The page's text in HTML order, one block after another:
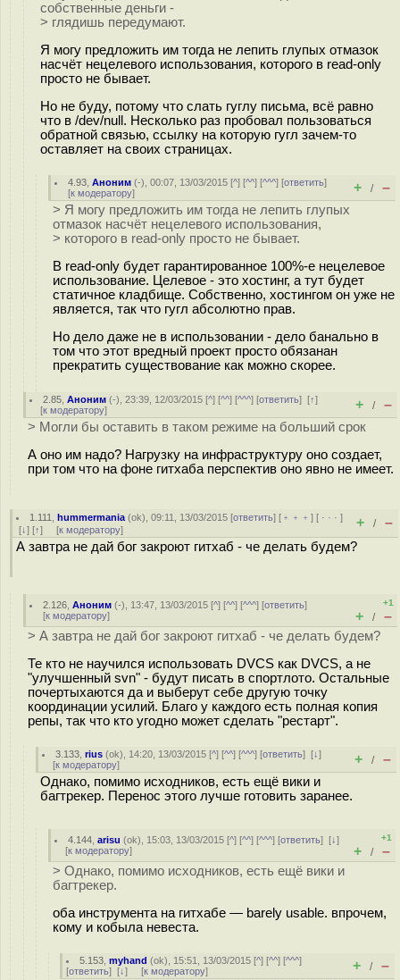
собственные деньги -
> глядишь передумают.
Я могу предложить им тогда не лепить глупых отмазок
насчёт нецелевого использования, которого в read-only
просто не бывает.
Но не буду, потому что слать гуглу письма, всё равно
что в /dev/null. Несколько раз пробовал пользоваться
обратной связью, ссылку на которую гугл зачем-то
оставляет на своих страницах.
4.93 ,Аноним (-), 00:07, 13/03/2015 [^] [^^] [^^^] [ответить]
[к модератору] + / –
> Я могу предложить им тогда не лепить глупых
отмазок насчёт нецелевого использования,
> которого в read-only просто не бывает.
В read-only будет гарантированное 100%-е нецелевое
использование. Целевое - это хостинг, а тут будет
статичное кладбище. Собственно, хостингом он уже не
является, так что гугл абсолютно прав.
Но дело даже не в использовании - дело банально в
том что этот вредный проект просто обязанан
прекратить существование как можно скорее.
2.85 ,Аноним (-), 23:39, 12/03/2015 [^] [^^] [^^^] [ответить][↑]
[к модератору] + / –
> Могли бы оставить в таком режиме на больший срок
А оно им надо? Нагрузку на инфраструктуру оно создает,
при том что на фоне гитхаба перспектив оно явно не имеет.
1.111 ,hummermania (ok), 09:11, 13/03/2015 [ответить] [ ﹢﹢﹢] [ · · ·]
[↓] [↑] [к модератору] + / –
А завтра не дай бог закроют гитхаб - че делать будем?
2.126 ,Аноним (-), 13:47, 13/03/2015 [^] [^^] [^^^] [ответить]
[к модератору]
+1
+ / –
> А завтра не дай бог закроют гитхаб - че делать будем?
Те кто не научился использовать DVCS как DVCS, а не
"улучшенный svn" - будут писать в спортлото. Остальные
почертыхаются да и выберут себе другую точку
координации усилий. Благо у каждого есть полная копия
репы, так что кто угодно может сделать "рестарт".
3.133 ,rius (ok), 14:20, 13/03/2015 [^] [^^] [^^^] [ответить][↓]
[к модератору] + / –
Однако, помимо исходников, есть ещё вики и
багтрекер. Перенос этого лучше готовить заранее.
4.144 ,arisu (ok), 15:03, 13/03/2015 [^] [^^] [^^^] [ответить][↓]
[к модератору]
+1
+ / –
> Однако, помимо исходников, есть ещё вики и
багтрекер.
оба инструмента на гитхабе — barely usable. впрочем,
кому и кобыла невеста.
5.153 ,myhand (ok), 15:51, 13/03/2015 [^] [^^] [^^^]
[ответить] [↓] [к модератору] + / –